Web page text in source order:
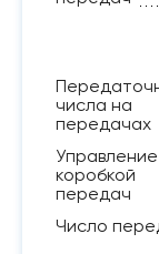
числа на
передачах
Управление
коробкой
передач
Число